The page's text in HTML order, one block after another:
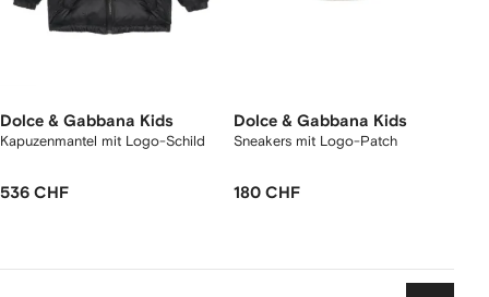
Dolce & Gabbana Kids
Kapuzenmantel mit Logo-Schild
536 CHF
Dolce & Gabbana Kids
Sneakers mit Logo-Patch
180 CHF